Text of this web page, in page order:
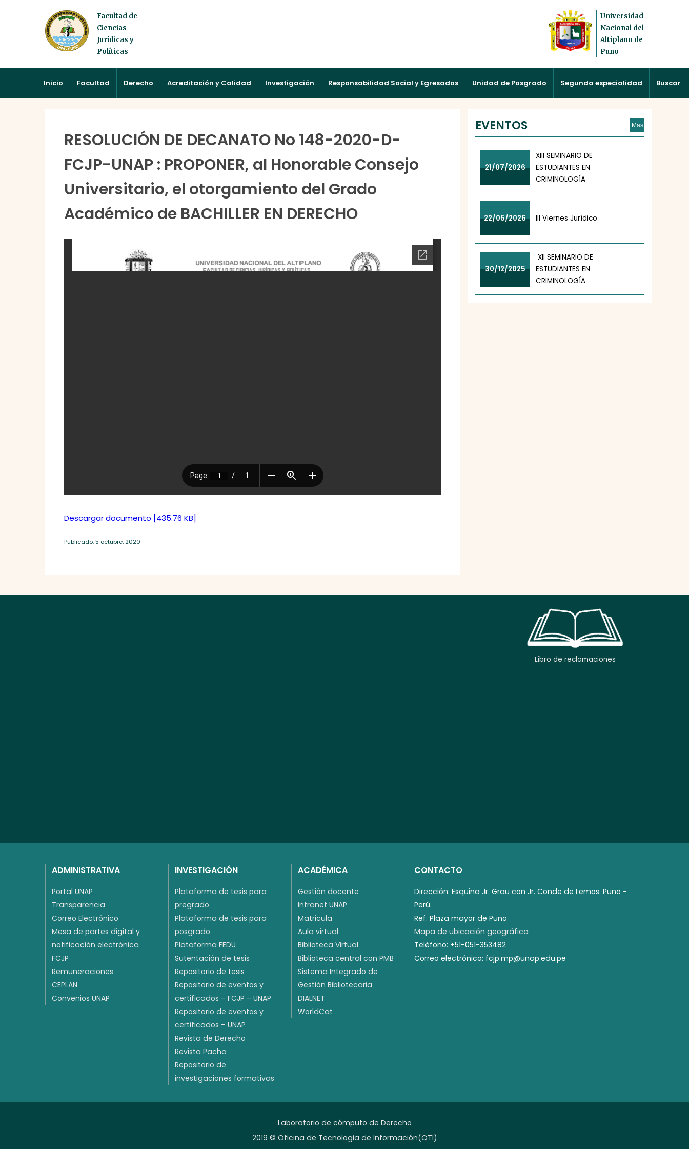
Facultad de
Ciencias
Jurídicas y
Políticas
Universidad
Nacional del
Altiplano de
Puno
Inicio Facultad Derecho Acreditación y Calidad Investigación Responsabilidad Social y Egresados Unidad de Posgrado Segunda especialidad Buscar
RESOLUCIÓN DE DECANATO No 148-2020-D-
FCJP-UNAP : PROPONER, al Honorable Consejo
Universitario, el otorgamiento del Grado
Académico de BACHILLER EN DERECHO
Descargar documento [435.76 KB]
Publicado: 5 octubre, 2020
EVENTOS Mas
21/07/2026
XIII SEMINARIO DE
ESTUDIANTES EN
CRIMINOLOGÍA
22/05/2026 III Viernes Jurídico
30/12/2025
XII SEMINARIO DE
ESTUDIANTES EN
CRIMINOLOGÍA
Libro de reclamaciones
ADMINISTRATIVA
Portal UNAP
Transparencia
Correo Electrónico
Mesa de partes digital y
notificación electrónica
FCJP
Remuneraciones
CEPLAN
Convenios UNAP
INVESTIGACIÓN
Plataforma de tesis para
pregrado
Plataforma de tesis para
posgrado
Plataforma FEDU
Sutentación de tesis
Repositorio de tesis
Repositorio de eventos y
certificados – FCJP – UNAP
Repositorio de eventos y
certificados – UNAP
Revista de Derecho
Revista Pacha
Repositorio de
investigaciones formativas
ACADÉMICA
Gestión docente
Intranet UNAP
Matricula
Aula virtual
Biblioteca Virtual
Biblioteca central con PMB
Sistema Integrado de
Gestión Bibliotecaria
DIALNET
WorldCat
CONTACTO
Dirección: Esquina Jr. Grau con Jr. Conde de Lemos. Puno -
Perú.
Ref. Plaza mayor de Puno
Mapa de ubicación geográfica
Teléfono: +51-051-353482
Correo electrónico: fcjp.mp@unap.edu.pe
Laboratorio de cómputo de Derecho
2019 © Oficina de Tecnologia de Información(OTI)